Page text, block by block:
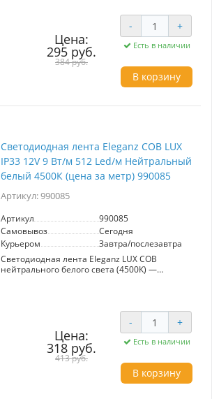
обеспечивают яркость 9,6 Вт/м. Лента
работает на напряжении 12 В и предлагает
цветовую температуру от 3000K до 6400K, что
позволяет легко переключаться между теплым
и холодным светом. Степень защиты IP20
делает её подходящей для использования в
Цена:
295 руб.
384 руб.
- +
Есть в наличии
В корзину
Светодиодная лента Eleganz COB LUX
IP33 12V 9 Вт/м 512 Led/м Нейтральный
белый 4500К (цена за метр) 990085
Артикул: 990085
Артикул
990085
Самовывоз
Сегодня
Курьером
Завтра/послезавтра
Светодиодная лента Eleganz LUX COB
нейтрального белого света (4500К) —
обеспечивает равномерное распределение
света, что делает её подходящей для
различных интерьеров.
Лента с уровнем защиты IP33 отлично
подходит для использования в помещениях,
таких как кухни, гостиные и офисы. Благодаря
своей гибкости, она легко монтируется в
Цена:
318 руб.
413 руб.
- +
Есть в наличии
В корзину